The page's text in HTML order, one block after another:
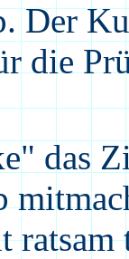
Der
die
das